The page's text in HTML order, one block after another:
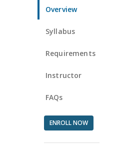
Overview
Syllabus
Requirements
Instructor
FAQs
ENROLL NOW